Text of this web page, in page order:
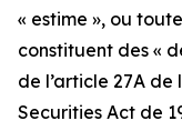
« estime », ou
constituent des «
de l’article 27A
Securities Act de